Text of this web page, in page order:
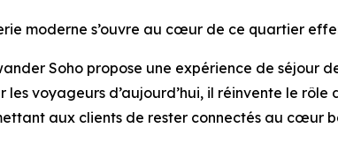
moderne s’ouvre au cœur de ce quartier
Soho propose une expérience de séjour
voyageurs d’aujourd’hui, il réinvente le
aux clients de rester connectés au cœur